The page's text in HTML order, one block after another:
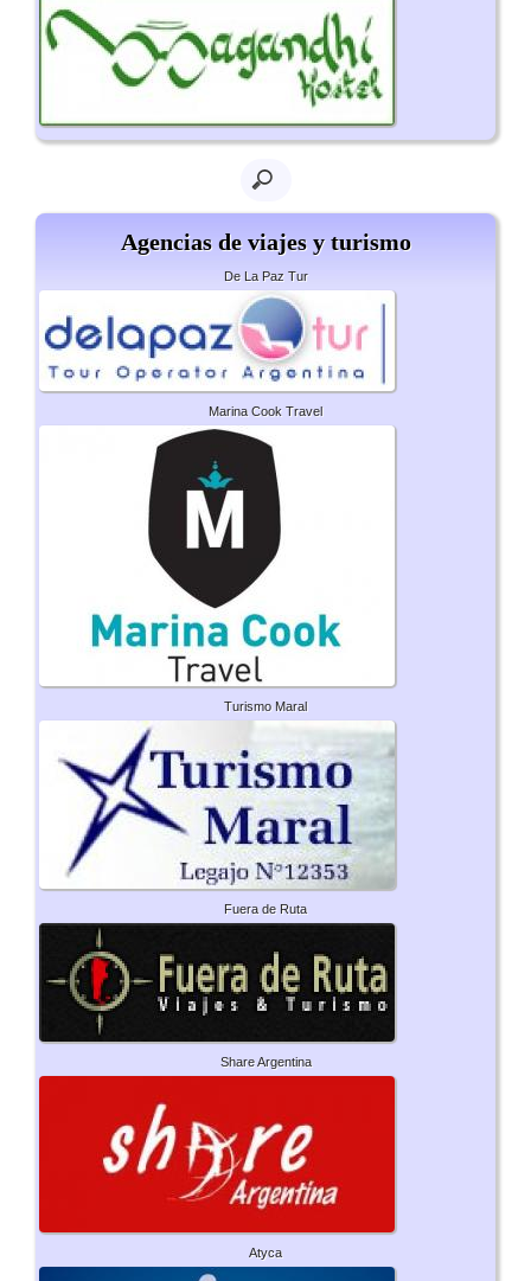
Agencias de viajes y turismo
De La Paz Tur
Marina Cook Travel
Turismo Maral
Fuera de Ruta
Share Argentina
Atyca